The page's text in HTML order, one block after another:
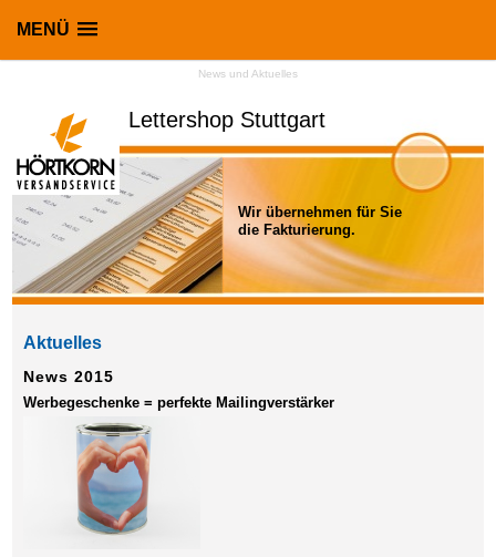
MENÜ
Lettershop Stuttgart
News und Aktuelles
Aktuelles
News 2015
Werbegeschenke = perfekte Mailingverstärker
Wir übernehmen für Sie
die Fakturierung.